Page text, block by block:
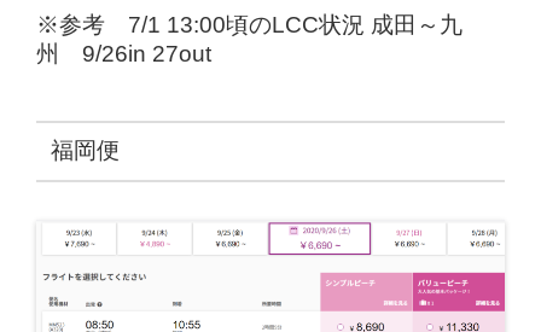
※参考 7/1 13:00頃のLCC状況 成田～九
州 9/26in 27out
福岡便